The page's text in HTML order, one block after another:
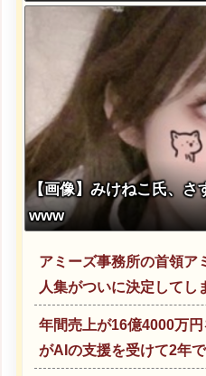
【画像】みけねこ氏、さ
www
アミーズ事務所の首領ア
人集がついに決定してし
年間売上が16億4000万円
がAIの支援を受けて2年